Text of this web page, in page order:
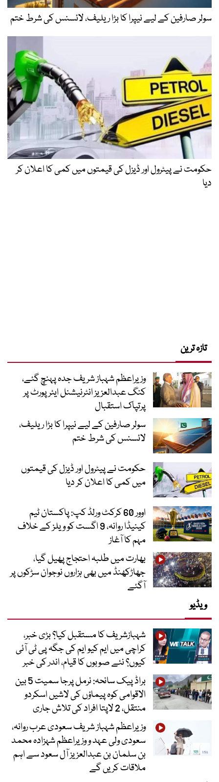
سولر صارفین کے لیے نیپرا کا بڑا ریلیف، لائسنس کی شرط ختم
حکومت نے پیٹرول اور ڈیزل کی قیمتوں میں کمی کا اعلان کر
دیا
تازہ ترین
وزیراعظم شہباز شریف جدہ پہنچ گئے،
کنگ عبدالعزیز انٹرنیشنل ایئر پورٹ پر
پرتپاک استقبال
سولر صارفین کے لیے نیپرا کا بڑا ریلیف،
لائسنس کی شرط ختم
حکومت نے پیٹرول اور ڈیزل کی قیمتوں
میں کمی کا اعلان کر دیا
اوور 60 کرکٹ ورلڈ کپ: پاکستان ٹیم
کینیڈا روانہ، 9 اگست کو ویلز کے خلاف
مہم کا آغاز
بھارت میں طلبہ احتجاج پھیل گیا،
جھاڑکھنڈ میں بھی ہزاروں نوجوان سڑکوں پر
آگئے
ویڈیو
شہبازشریف کا مستقبل کیا؟ بڑی خبر،
کراچی میں ایم کیو ایم کی جگہ پی ٹی آئی
کیوں؟ نئے صوبوں کا قیام، اندر کی خبر
براڈ پیک سانحہ: نرمل پرجا سمیت 5 بین
الاقوامی کوہ پیماؤں کی لاشیں اسکردو
منتقل، 2 لاپتا افراد کی تلاش جاری
وزیراعظم شہباز شریف سعودی عرب روانہ،
سعودی ولی عہد و وزیراعظم شہزادہ محمد
بن سلمان بن عبدالعزیز آل سعود سے اہم
ملاقات کریں گے